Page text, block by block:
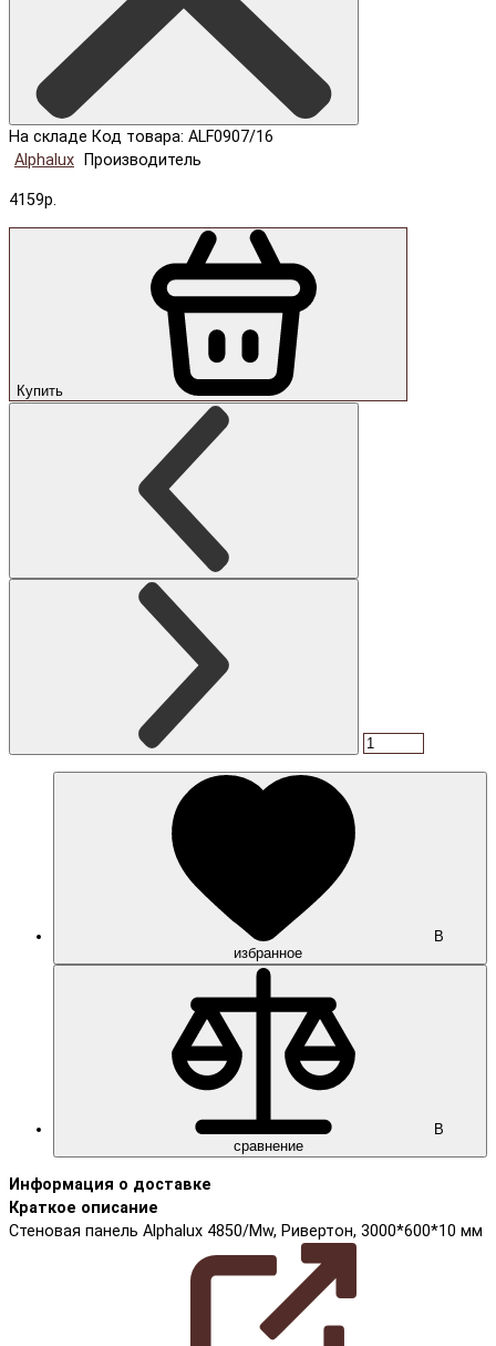
На складе Код товара: ALF0907/16
Alphalux
Производитель
4159р.
Купить
В
избранное
В
сравнение
Информация о доставке
Краткое описание
Cтеновая панель Alphalux 4850/Mw, Ривертон, 3000*600*10 мм